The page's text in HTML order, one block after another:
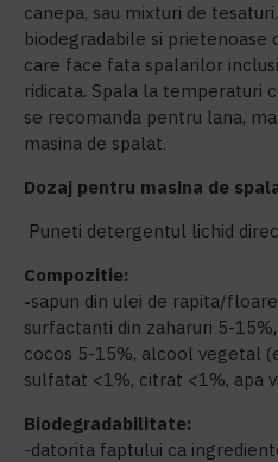
canepa, sau mixturi de
biodegradabile si prietenoase
care face fata spalarilor
ridicata. Spala la temperaturi
se recomanda pentru lana,
masina de spalat.
Dozaj pentru masina de
Puneti detergentul lichid
Compozitie:
-sapun din ulei de rapita/
surfactanti din zaharuri 5-
cocos 5-15%, alcool vegetal
sulfatat <1%, citrat <1%, apa
Biodegradabilitate:
-datorita faptului ca